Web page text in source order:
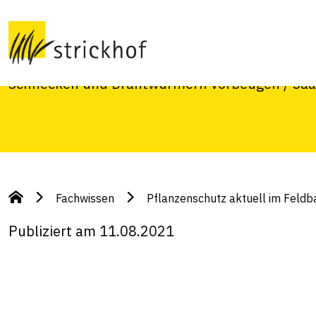
Feldbau 11.
Mais: Maiswurzelbohrer ¦ Stoppelfelder:
Schnecken und Drahtwürmern vorbeugen /
Fachwissen Pflanzenschutz aktuell im
Publiziert am 11.08.2021